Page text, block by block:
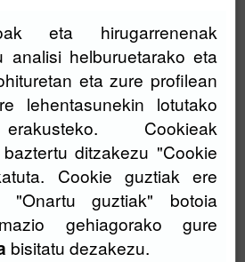
personas en el piso que la
asociación Arrats tiene en
para muchas personas
ellas nunca han vivido así”
Aukerak es la Agencia Vasca de
Reinserción Social vinculada a la
gestión de los centros
penitenciarios vascos.
eta hirugarrenenak
analisi helburuetarako eta
eta zure profilean
lehentasunekin lotutako
Cookieak
ditzakezu "Cookie
Cookie guztiak ere
"Onartu guztiak" botoia
gehiagorako gure
bisitatu dezakezu.